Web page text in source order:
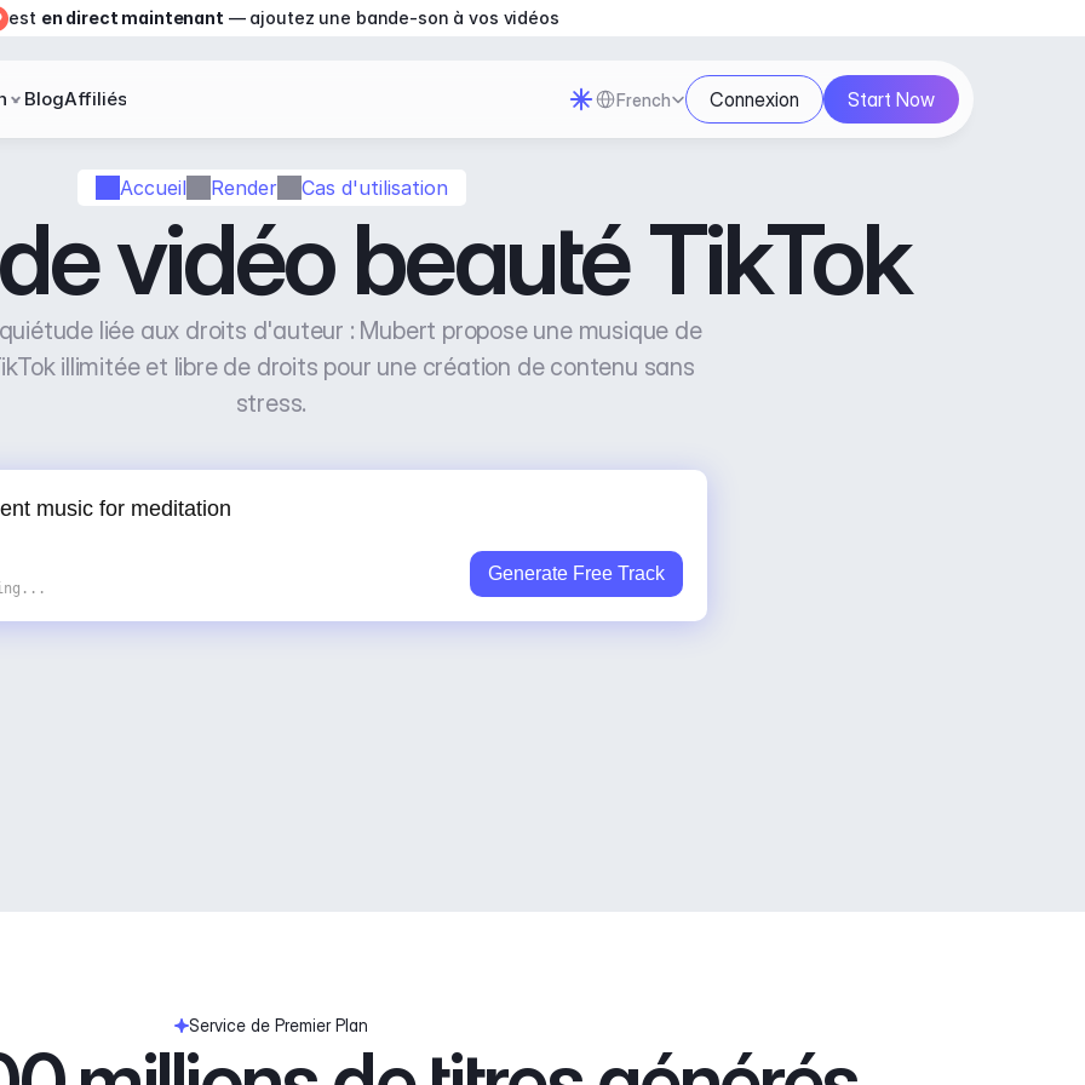
Accueil Render Cas d'utilisation
vidéo beauté TikTok
liée aux droits d'auteur : Mubert propose une musique de
illimitée et libre de droits pour une création de contenu sans
stress.
Generate Free Track
Service de Premier Plan
est en direct maintenant — ajoutez une bande-son à vos vidéos
BlogAffiliés Select Language
French Connexion Start Now